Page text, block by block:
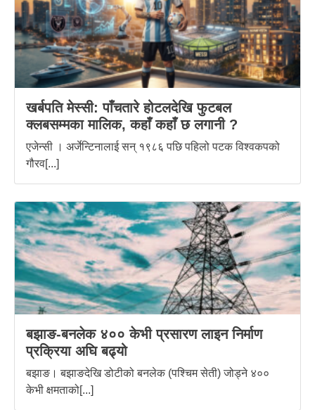
खर्बपति मेस्सी: पाँचतारे होटलदेखि फुटबल
क्लबसम्मका मालिक, कहाँ कहाँ छ लगानी ?
एजेन्सी । अर्जेन्टिनालाई सन् १९८६ पछि पहिलो पटक विश्वकपको
गौरव[...]
बझाङ-बनलेक ४०० केभी प्रसारण लाइन निर्माण
प्रक्रिया अघि बढ्यो
बझाङ। बझाङदेखि डोटीको बनलेक (पश्चिम सेती) जोड्ने ४००
केभी क्षमताको[...]